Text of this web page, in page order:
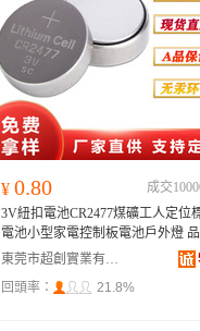
¥ 0.80
成交
3V紐扣電池CR2477煤礦工人定位
電池小型家電控制板電池戶外燈
CHAOCHUANG 東莞市超創實業有限公司
回頭率：
21.8%